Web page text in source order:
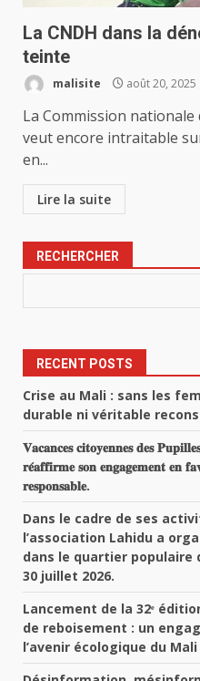
La CNDH dans la
teinte
malisite août 20, 2025
La Commission nationale
veut encore intraitable
en...
Lire la suite
RECHERCHER
RECENT POSTS
Crise au Mali : sans les
durable ni véritable
𝐕𝐚𝐜𝐚𝐧𝐜𝐞𝐬 𝐜𝐢𝐭𝐨𝐲𝐞𝐧𝐧𝐞𝐬 𝐝𝐞𝐬
𝐫𝐞́𝐚𝐟𝐟𝐢𝐫𝐦𝐞 𝐬𝐨𝐧 𝐞𝐧𝐠𝐚𝐠𝐞𝐦𝐞𝐧𝐭 𝐞𝐧
𝐫𝐞𝐬𝐩𝐨𝐧𝐬𝐚𝐛𝐥𝐞.
Dans le cadre de ses
l’association Lahidu a
dans le quartier populaire
30 juillet 2026.
Lancement de la 32ᵉ
de reboisement : un
l’avenir écologique du Mali